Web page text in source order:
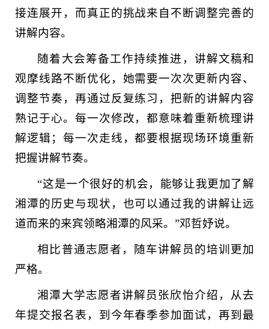
接连展开，而真正的挑战来自不断调整完善的
讲解内容。
随着大会筹备工作持续推进，讲解文稿和
观摩线路不断优化，她需要一次次更新内容、
调整节奏，再通过反复练习，把新的讲解内容
熟记于心。每一次修改，都意味着重新梳理讲
解逻辑；每一次走线，都要根据现场环境重新
把握讲解节奏。
“这是一个很好的机会，能够让我更加了解
湘潭的历史与现状，也可以通过我的讲解让远
道而来的来宾领略湘潭的风采。”邓哲妤说。
相比普通志愿者，随车讲解员的培训更加
严格。
湘潭大学志愿者讲解员张欣怡介绍，从去
年提交报名表，到今年春季参加面试，再到最